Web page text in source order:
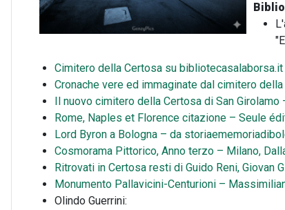
Cimitero della Certosa su bibliotecasalaborsa.it
Cronache vere ed immaginate dal cimitero
Il nuovo cimitero della Certosa di San
Rome, Naples et Florence citazione – Seule
Lord Byron a Bologna – da
Cosmorama Pittorico, Anno terzo – Milano,
Ritrovati in Certosa resti di Guido Reni,
Monumento Pallavicini-Centurioni –
Olindo Guerrini: